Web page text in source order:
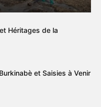
Héritages de la
et Saisies à Venir